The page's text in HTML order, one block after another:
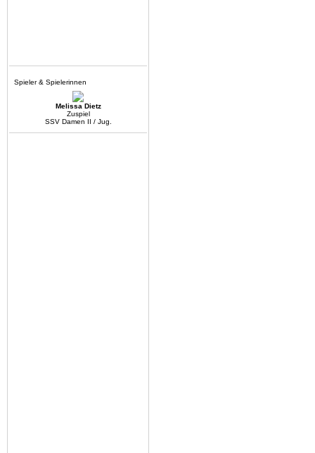
Spieler & Spielerinnen
Melissa Dietz
Zuspiel
SSV Damen II / Jug.